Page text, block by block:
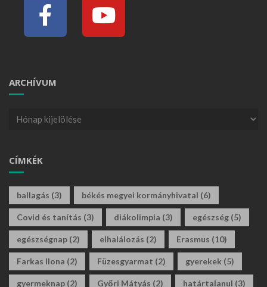
ARCHÍVUM
CÍMKÉK
ballagás (3) békés megyei kormányhivatal (6)
Covid és tanítás (3) diákolimpia (3) egészség (5)
egészségnap (2) elhalálozás (2) Erasmus (10)
Farkas Ilona (2) Füzesgyarmat (2) gyerekek (5)
gyermeknap (2) Győri Mátyás (2) határtalanul (3)